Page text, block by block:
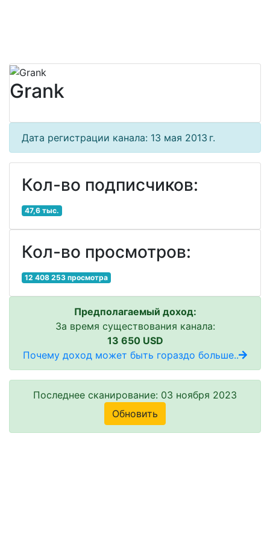
Grank
Дата регистрации канала: 13 мая 2013 г.
Кол-во подписчиков:
47,6 тыс.
Кол-во просмотров:
12 408 253 просмотра
Предполагаемый доход:
За время существования канала:
13 650 USD
Почему доход может быть гораздо больше..
Последнее сканирование: 03 ноября 2023
Обновить